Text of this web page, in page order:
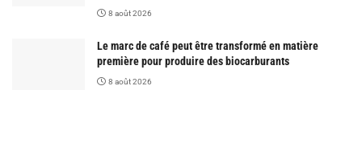
8 août 2026
Le marc de café peut être transformé en matière
première pour produire des biocarburants
8 août 2026